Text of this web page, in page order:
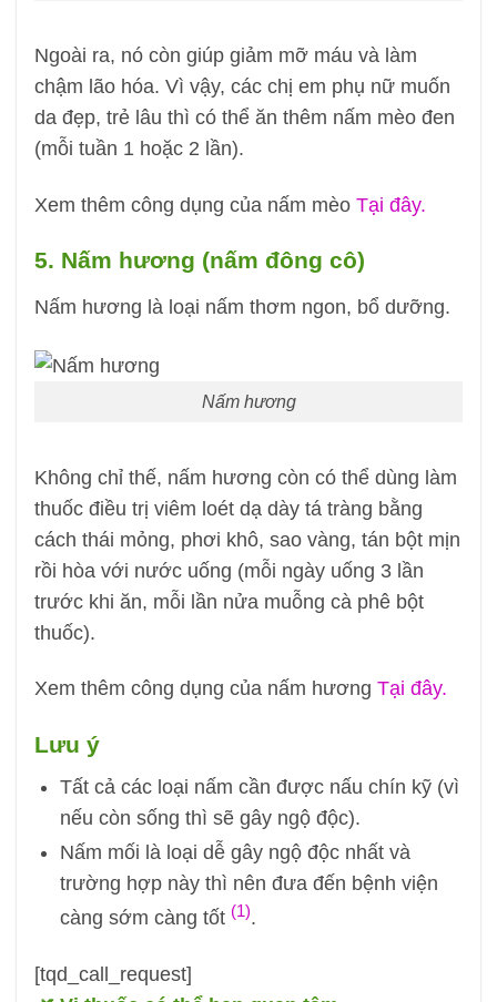
Ngoài ra, nó còn giúp giảm mỡ máu và làm
chậm lão hóa. Vì vậy, các chị em phụ nữ muốn
da đẹp, trẻ lâu thì có thể ăn thêm nấm mèo đen
(mỗi tuần 1 hoặc 2 lần).
Xem thêm công dụng của nấm mèo Tại đây.
5. Nấm hương (nấm đông cô)
Nấm hương là loại nấm thơm ngon, bổ dưỡng.
Nấm hương
Không chỉ thế, nấm hương còn có thể dùng làm
thuốc điều trị viêm loét dạ dày tá tràng bằng
cách thái mỏng, phơi khô, sao vàng, tán bột mịn
rồi hòa với nước uống (mỗi ngày uống 3 lần
trước khi ăn, mỗi lần nửa muỗng cà phê bột
thuốc).
Xem thêm công dụng của nấm hương Tại đây.
Lưu ý
Tất cả các loại nấm cần được nấu chín kỹ (vì
nếu còn sống thì sẽ gây ngộ độc).
Nấm mối là loại dễ gây ngộ độc nhất và
trường hợp này thì nên đưa đến bệnh viện
càng sớm càng tốt (1).
[tqd_call_request]